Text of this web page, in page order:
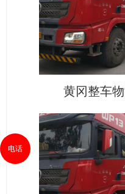
黄冈整车
电话